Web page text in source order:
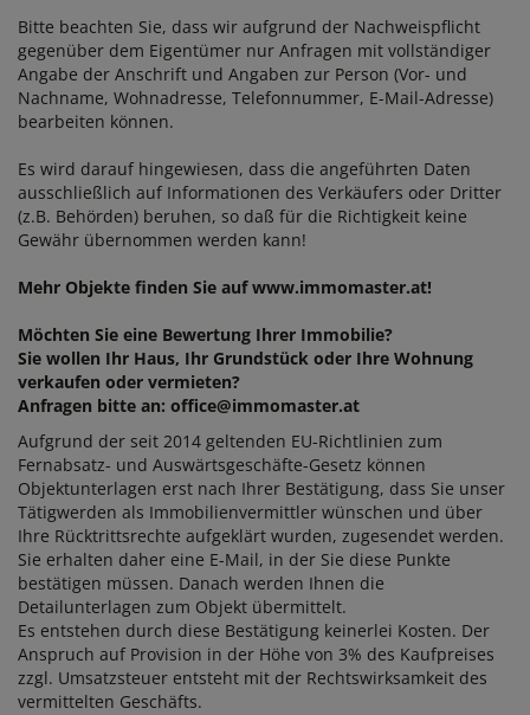
Bitte beachten Sie, dass wir aufgrund der Nachweispflicht
gegenüber dem Eigentümer nur Anfragen mit vollständiger
Angabe der Anschrift und Angaben zur Person (Vor- und
Nachname, Wohnadresse, Telefonnummer, E-Mail-Adresse)
bearbeiten können.
Es wird darauf hingewiesen, dass die angeführten Daten
ausschließlich auf Informationen des Verkäufers oder Dritter
(z.B. Behörden) beruhen, so daß für die Richtigkeit keine
Gewähr übernommen werden kann!
Mehr Objekte finden Sie auf www.immomaster.at!
Möchten Sie eine Bewertung Ihrer Immobilie?
Sie wollen Ihr Haus, Ihr Grundstück oder Ihre Wohnung
verkaufen oder vermieten?
Anfragen bitte an: office@immomaster.at
Aufgrund der seit 2014 geltenden EU-Richtlinien zum
Fernabsatz- und Auswärtsgeschäfte-Gesetz können
Objektunterlagen erst nach Ihrer Bestätigung, dass Sie unser
Tätigwerden als Immobilienvermittler wünschen und über
Ihre Rücktrittsrechte aufgeklärt wurden, zugesendet werden.
Sie erhalten daher eine E-Mail, in der Sie diese Punkte
bestätigen müssen. Danach werden Ihnen die
Detailunterlagen zum Objekt übermittelt.
Es entstehen durch diese Bestätigung keinerlei Kosten. Der
Anspruch auf Provision in der Höhe von 3% des Kaufpreises
zzgl. Umsatzsteuer entsteht mit der Rechtswirksamkeit des
vermittelten Geschäfts.